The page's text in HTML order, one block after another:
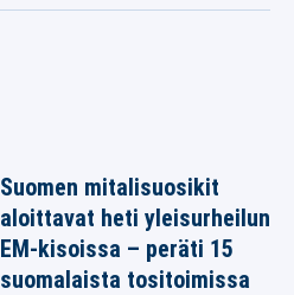
Suomen mitalisuosikit
aloittavat heti yleisurheilun
EM-kisoissa – peräti 15
suomalaista tositoimissa